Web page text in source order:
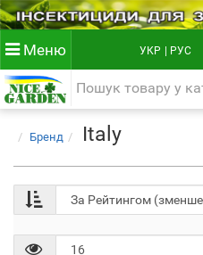
Меню УКР | РУС
Бренд Italy